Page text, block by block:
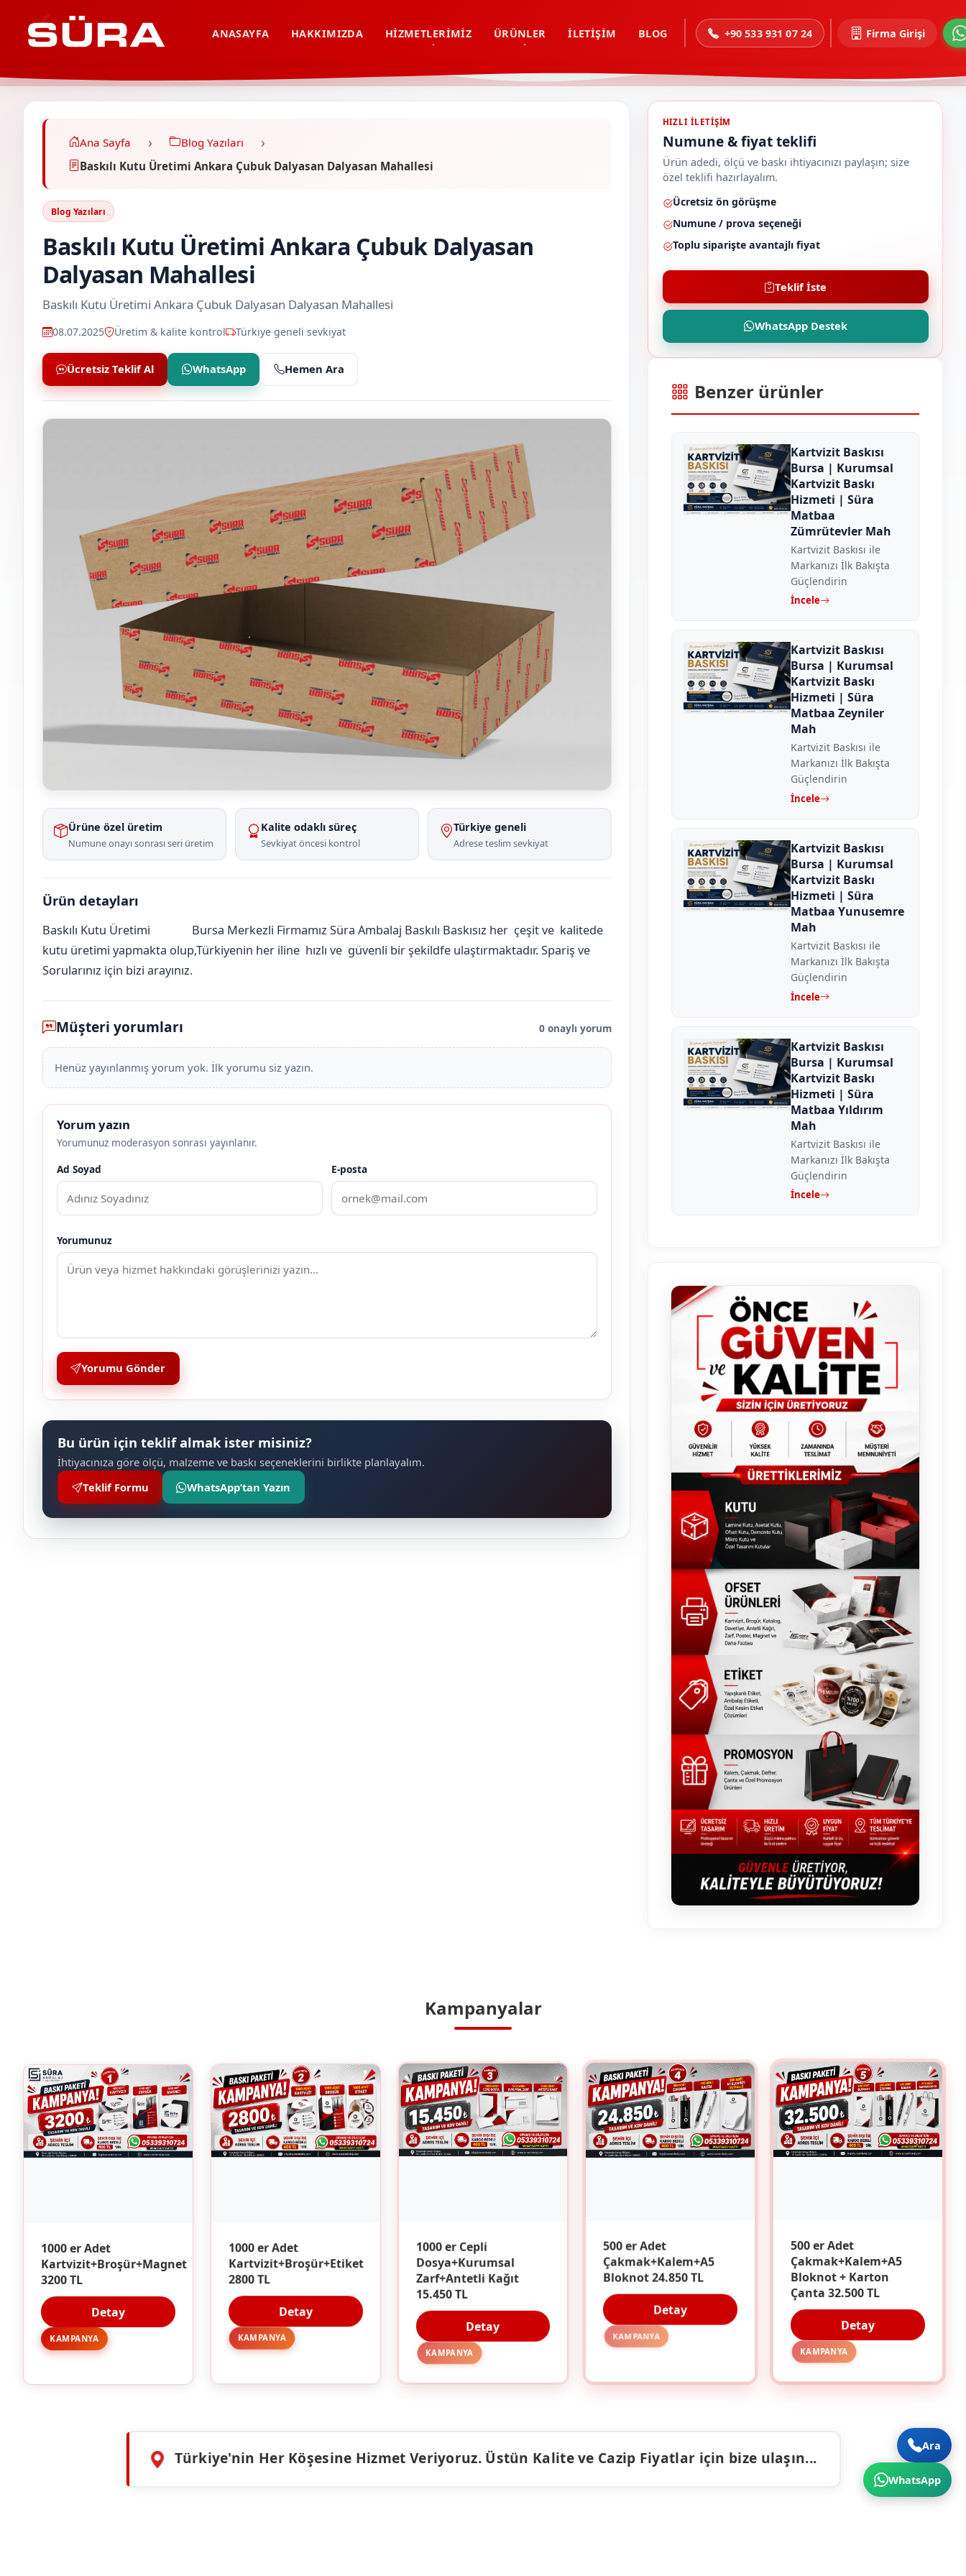
ANASAYFA HAKKIMIZDA HIZMETLERIMIZ ÜRÜNLER İLETIŞIM BLOG +90 533 931 07 24 Firma Girişi
Ana Sayfa
Blog Yazıları
Baskılı Kutu Üretimi Ankara Çubuk Dalyasan Dalyasan Mahallesi
Blog Yazıları
Baskılı Kutu Üretimi Ankara Çubuk Dalyasan
Dalyasan Mahallesi
Baskılı Kutu Üretimi Ankara Çubuk Dalyasan Dalyasan Mahallesi
08.07.2025 Üretim & kalite kontrol Türkiye geneli sevkiyat
Ücretsiz Teklif Al WhatsApp Hemen Ara
Ürüne özel üretim
Numune onayı sonrası seri üretim
Kalite odaklı süreç
Sevkiyat öncesi kontrol
Türkiye geneli
Adrese teslim sevkiyat
Ürün detayları
Baskılı Kutu Üretimi
Bursa Merkezli Firmamız Süra Ambalaj Baskılı Baskısız her çeşit ve kalitede
kutu üretimi yapmakta olup,Türkiyenin her iline hızlı ve güvenli bir şekildfe ulaştırmaktadır. Spariş ve
Sorularınız için bizi arayınız.
Müşteri yorumları 0 onaylı yorum
Henüz yayınlanmış yorum yok. İlk yorumu siz yazın.
Yorum yazın
Yorumunuz moderasyon sonrası yayınlanır.
Ad Soyad
E-posta
Yorumunuz
Yorumu Gönder
Bu ürün için teklif almak ister misiniz?
İhtiyacınıza göre ölçü, malzeme ve baskı seçeneklerini birlikte planlayalım.
Teklif Formu
WhatsApp’tan Yazın
HIZLI ILETIŞIM
Numune & fiyat teklifi
Ürün adedi, ölçü ve baskı ihtiyacınızı paylaşın; size
özel teklifi hazırlayalım.
Ücretsiz ön görüşme
Numune / prova seçeneği
Toplu siparişte avantajlı fiyat
Teklif İste
WhatsApp Destek
Benzer ürünler
Kartvizit Baskısı
Bursa | Kurumsal
Kartvizit Baskı
Hizmeti | Süra
Matbaa
Zümrütevler Mah
Kartvizit Baskısı ile
Markanızı İlk Bakışta
Güçlendirin
İncele
Kartvizit Baskısı
Bursa | Kurumsal
Kartvizit Baskı
Hizmeti | Süra
Matbaa Zeyniler
Mah
Kartvizit Baskısı ile
Markanızı İlk Bakışta
Güçlendirin
İncele
Kartvizit Baskısı
Bursa | Kurumsal
Kartvizit Baskı
Hizmeti | Süra
Matbaa Yunusemre
Mah
Kartvizit Baskısı ile
Markanızı İlk Bakışta
Güçlendirin
İncele
Kartvizit Baskısı
Bursa | Kurumsal
Kartvizit Baskı
Hizmeti | Süra
Matbaa Yıldırım
Mah
Kartvizit Baskısı ile
Markanızı İlk Bakışta
Güçlendirin
İncele
Kampanyalar
1000 er Adet
Kartvizit+Broşür+Magnet
3200 TL
Detay
KAMPANYA
1000 er Adet
Kartvizit+Broşür+Etiket
2800 TL
Detay
KAMPANYA
1000 er Cepli
Dosya+Kurumsal
Zarf+Antetli Kağıt
15.450 TL
Detay
KAMPANYA
500 er Adet
Çakmak+Kalem+A5
Bloknot 24.850 TL
Detay
KAMPANYA
500 er Adet
Çakmak+Kalem+A5
Bloknot + Karton
Çanta 32.500 TL
Detay
KAMPANYA
Türkiye'nin Her Köşesine Hizmet Veriyoruz. Üstün Kalite ve Cazip Fiyatlar için bize ulaşın...
Ara
WhatsApp